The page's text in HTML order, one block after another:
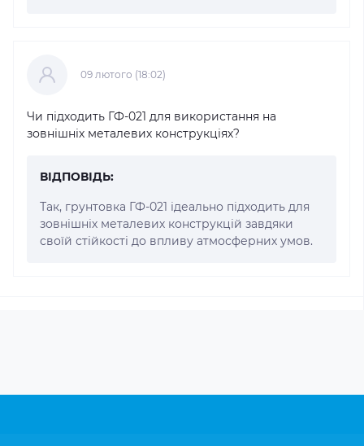
09 лютого (18:02)
Чи підходить ГФ-021 для використання на
зовнішніх металевих конструкціях?
ВІДПОВІДЬ:
Так, грунтовка ГФ-021 ідеально підходить для
зовнішніх металевих конструкцій завдяки
своїй стійкості до впливу атмосферних умов.